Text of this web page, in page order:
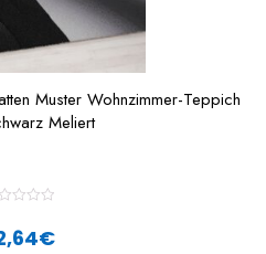
Muster Wohnzimmer-Teppich
Meliert
€